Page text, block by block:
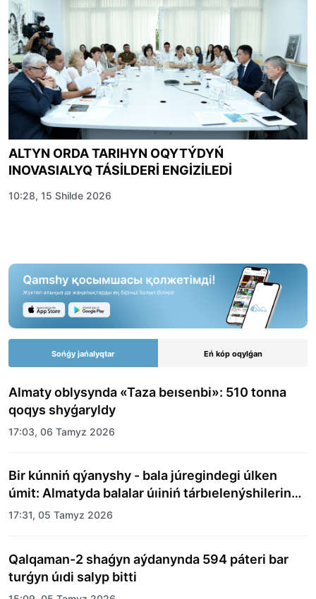
ALTYN ORDA TARIHYN OQYTÝDYŃ
INOVASIALYQ TÁSİLDERİ ENGİZİLEDİ
10:28, 15 Shilde 2026
Sońǵy jańalyqtar Eń kóp oqylǵan
Almaty oblysynda «Taza beısenbi»: 510 tonna
qoqys shyǵaryldy
17:03, 06 Tamyz 2026
Bir kúnniń qýanyshy - bala júregindegi úlken
úmit: Almatyda balalar úıiniń tárbıelenýshilerine
merekelik kún uıymdastyryldy
17:31, 05 Tamyz 2026
Qalqaman-2 shaǵyn aýdanynda 594 páteri bar
turǵyn úıdi salyp bitti